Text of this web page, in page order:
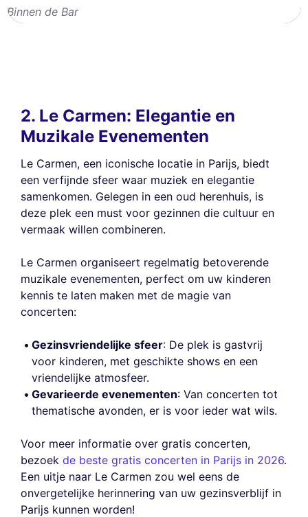
Binnen de Bar
2. Le Carmen: Elegantie en
Muzikale Evenementen
Le Carmen, een iconische locatie in Parijs, biedt
een verfijnde sfeer waar muziek en elegantie
samenkomen. Gelegen in een oud herenhuis, is
deze plek een must voor gezinnen die cultuur en
vermaak willen combineren.
Le Carmen organiseert regelmatig betoverende
muzikale evenementen, perfect om uw kinderen
kennis te laten maken met de magie van
concerten:
Gezinsvriendelijke sfeer: De plek is gastvrij
voor kinderen, met geschikte shows en een
vriendelijke atmosfeer.
Gevarieerde evenementen: Van concerten tot
thematische avonden, er is voor ieder wat wils.
Voor meer informatie over gratis concerten,
bezoek de beste gratis concerten in Parijs in 2026.
Een uitje naar Le Carmen zou wel eens de
onvergetelijke herinnering van uw gezinsverblijf in
Parijs kunnen worden!